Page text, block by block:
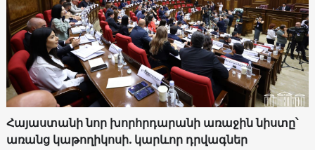
Հայաստանի նոր խորհրդարանի առաջին նիստը՝
առանց կաթողիկոսի. կարևոր դրվագներ